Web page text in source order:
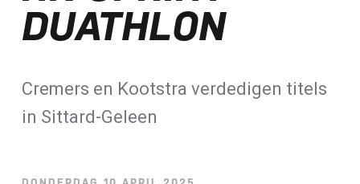
ALLE NIEUWSBERICHTEN
DUATHLON
Cremers en Kootstra verdedigen titels
in Sittard-Geleen